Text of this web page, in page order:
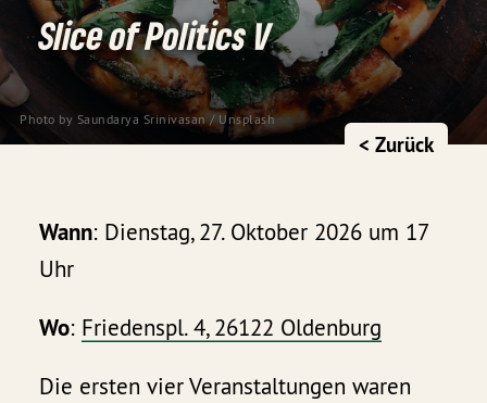
Photo by Saundarya Srinivasan / Unsplash
Slice of Politics V
< Zurück
Wann: Dienstag, 27. Oktober 2026 um 17
Uhr
Wo: Friedenspl. 4, 26122 Oldenburg
Die ersten vier Veranstaltungen waren